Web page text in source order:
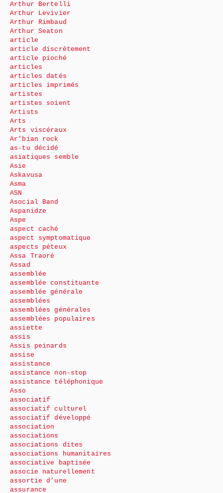
Arthur Bertelli
Arthur Levivier
Arthur Rimbaud
Arthur Seaton
article
article discrètement
article pioché
articles
articles datés
articles imprimés
artistes
artistes soient
Artists
Arts
Arts viscéraux
Ar’bian rock
as-tu décidé
asiatiques semble
Asie
Askavusa
Asma
ASN
Asocial Band
Aspanidze
Aspe
aspect caché
aspect symptomatique
aspects péteux
Assa Traoré
Assad
assemblée
assemblée constituante
assemblée générale
assemblées
assemblées générales
assemblées populaires
assiette
assis
Assis peinards
assise
assistance
assistance non-stop
assistance téléphonique
Asso
associatif
associatif culturel
associatif développé
association
associations
associations dites
associations humanitaires
associative baptisée
associe naturellement
assortie d’une
assurance